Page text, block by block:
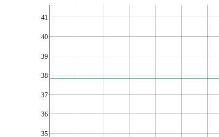
35
36
37
38
39
40
41